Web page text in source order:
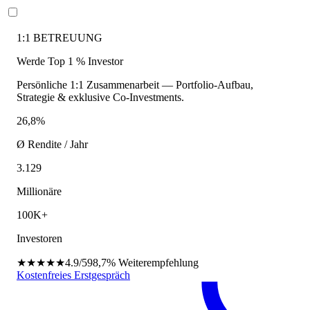
1:1 BETREUUNG
Werde Top 1 % Investor
Persönliche 1:1 Zusammenarbeit — Portfolio-Aufbau,
Strategie & exklusive Co-Investments.
26,8%
Ø Rendite / Jahr
3.129
Millionäre
100K+
Investoren
★★★★★4.9/598,7% Weiterempfehlung
Kostenfreies Erstgespräch